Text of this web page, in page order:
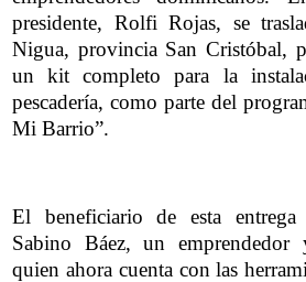
presidente, Rolfi Rojas, se
Nigua, provincia San Cristóbal,
un kit completo para la
pescadería, como parte del
Mi Barrio”.
El beneficiario de esta
Sabino Báez, un
quien ahora cuenta con las